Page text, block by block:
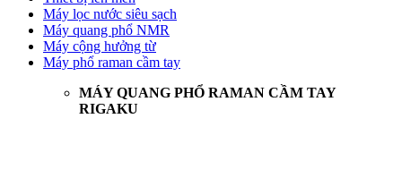
Máy lọc nước siêu sạch
Máy quang phổ NMR
Máy cộng hưởng từ
Máy phổ raman cầm tay
MÁY QUANG PHỔ RAMAN CẦM TAY
RIGAKU